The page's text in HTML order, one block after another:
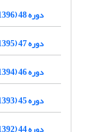
دوره 48 (1396)
دوره 47 (1395)
دوره 46 (1394)
دوره 45 (1393)